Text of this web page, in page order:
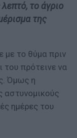
το άγριο
της
με το θύμα πριν
του πρότεινε να
Όμως η
ημέρες του